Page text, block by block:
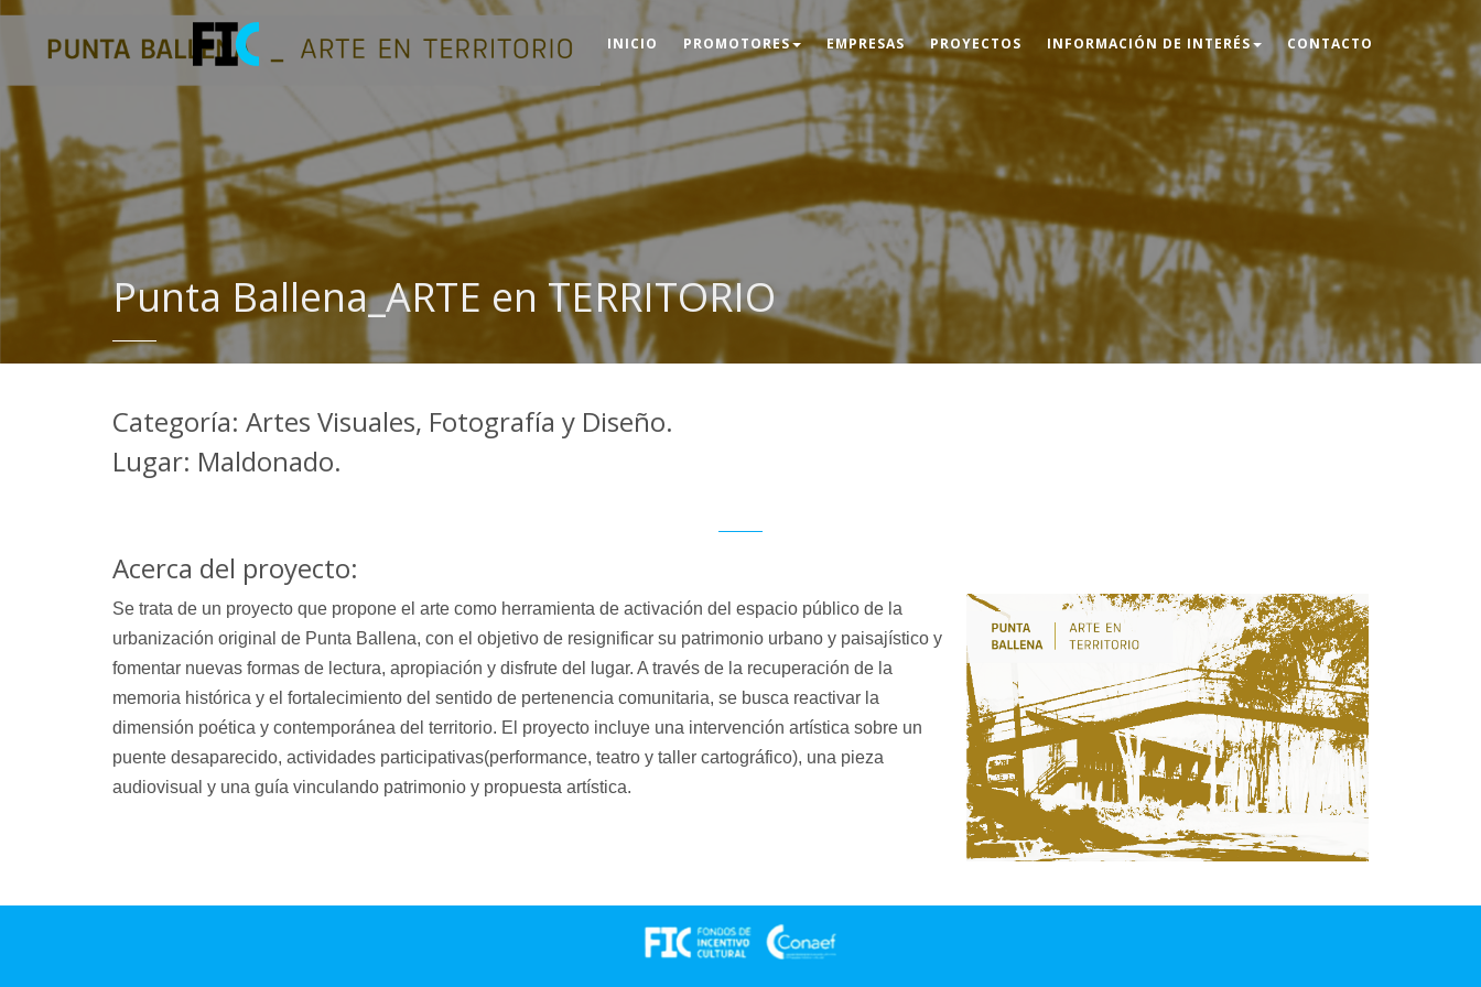
INICIO PROMOTORES EMPRESAS PROYECTOS INFORMACIÓN DE INTERÉS CONTACTO
Punta Ballena_ARTE en TERRITORIO
Categoría: Artes Visuales, Fotografía y Diseño.
Lugar: Maldonado.
Acerca del proyecto:
Se trata de un proyecto que propone el arte como herramienta de activación del espacio público de la
urbanización original de Punta Ballena, con el objetivo de resignificar su patrimonio urbano y paisajístico y
fomentar nuevas formas de lectura, apropiación y disfrute del lugar. A través de la recuperación de la
memoria histórica y el fortalecimiento del sentido de pertenencia comunitaria, se busca reactivar la
dimensión poética y contemporánea del territorio. El proyecto incluye una intervención artística sobre un
puente desaparecido, actividades participativas(performance, teatro y taller cartográfico), una pieza
audiovisual y una guía vinculando patrimonio y propuesta artística.